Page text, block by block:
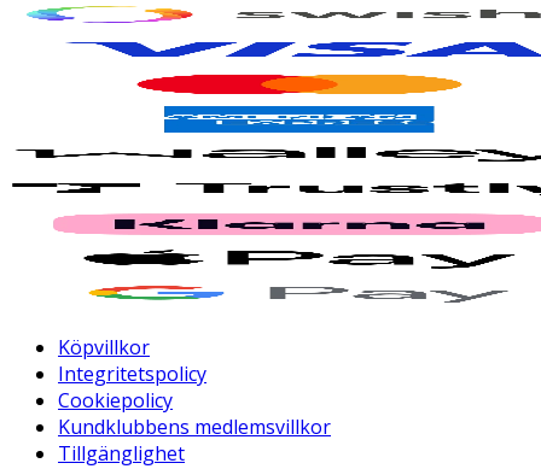
Köpvillkor
Integritetspolicy
Cookiepolicy
Kundklubbens medlemsvillkor
Tillgänglighet